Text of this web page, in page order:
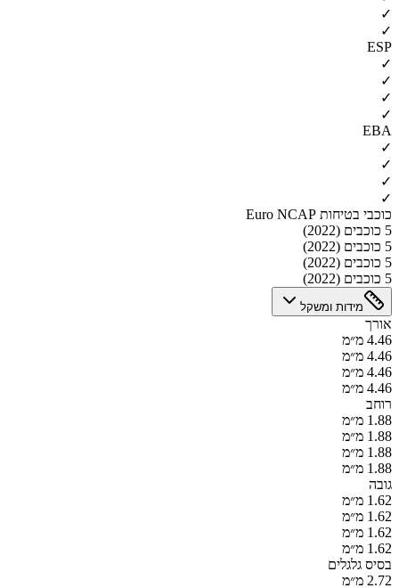
✓
✓
ESP
✓
✓
✓
✓
EBA
✓
✓
✓
✓
כוכבי בטיחות Euro NCAP
5 כוכבים (2022)
5 כוכבים (2022)
5 כוכבים (2022)
5 כוכבים (2022)
מידות ומשקל
אורך
4.46 מ״מ
4.46 מ״מ
4.46 מ״מ
4.46 מ״מ
רוחב
1.88 מ״מ
1.88 מ״מ
1.88 מ״מ
1.88 מ״מ
גובה
1.62 מ״מ
1.62 מ״מ
1.62 מ״מ
1.62 מ״מ
בסיס גלגלים
2.72 מ״מ